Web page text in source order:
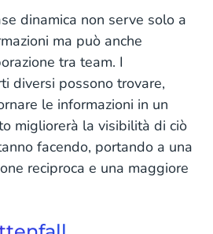
dinamica non serve solo a
ma può anche
tra team. I
diversi possono trovare,
le informazioni in un
migliorerà la visibilità di ciò
facendo, portando a una
reciproca e una maggiore